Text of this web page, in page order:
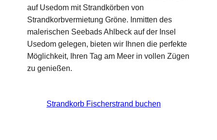
auf Usedom mit Strandkörben von
Strandkorbvermietung Gröne. Inmitten des
malerischen Seebads Ahlbeck auf der Insel
Usedom gelegen, bieten wir Ihnen die perfekte
Möglichkeit, Ihren Tag am Meer in vollen Zügen
zu genießen.
Strandkorb Fischerstrand buchen